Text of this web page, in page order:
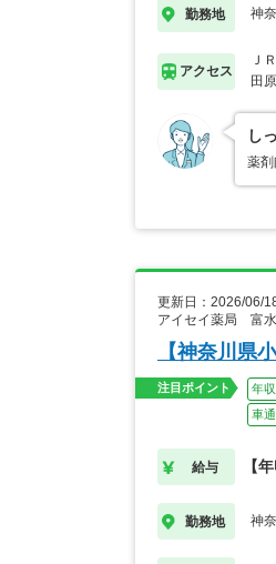
勤務地 神
アクセス
Ｊ
田
し
薬
更新日：2026/06/
アイセイ薬局 富
【神奈川県
注目ポイント 年
車
給与 【
勤務地 神